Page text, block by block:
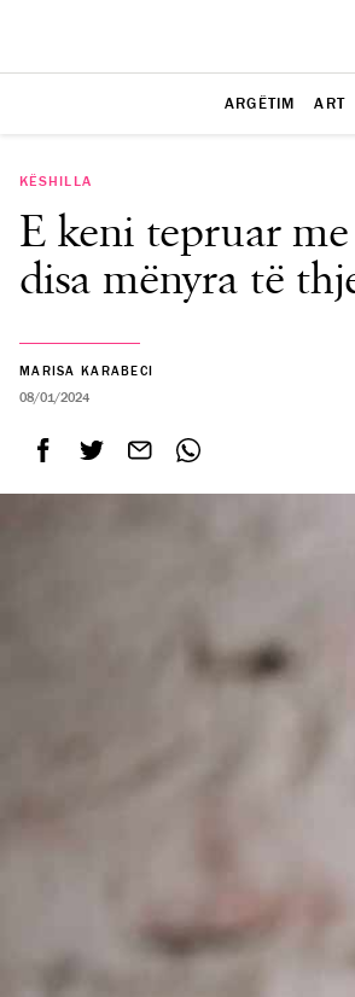
ARGËTIM ART
KËSHILLA
E keni tepruar
disa mënyra të
MARISA KARABECI
08/01/2024